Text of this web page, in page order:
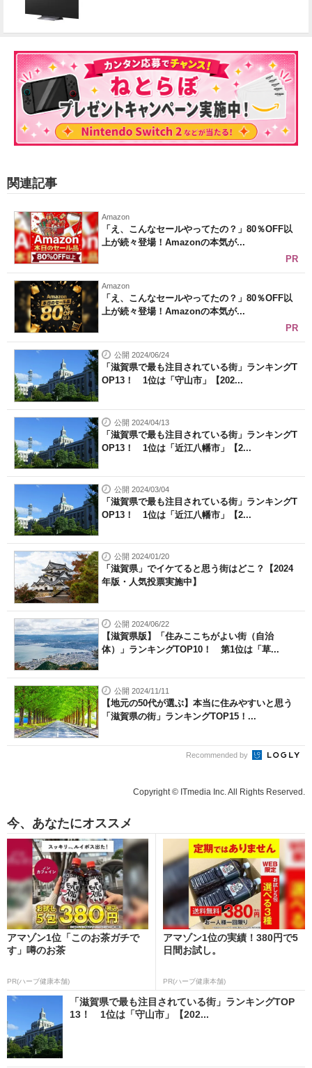
関連記事
Amazon
「え、こんなセールやってたの？」80％OFF以
上が続々登場！Amazonの本気が...
PR
Amazon
「え、こんなセールやってたの？」80％OFF以
上が続々登場！Amazonの本気が...
PR
公開 2024/06/24
「滋賀県で最も注目されている街」ランキングT
OP13！ 1位は「守山市」【202...
公開 2024/04/13
「滋賀県で最も注目されている街」ランキングT
OP13！ 1位は「近江八幡市」【2...
公開 2024/03/04
「滋賀県で最も注目されている街」ランキングT
OP13！ 1位は「近江八幡市」【2...
公開 2024/01/20
「滋賀県」でイケてると思う街はどこ？【2024
年版・人気投票実施中】
公開 2024/06/22
【滋賀県版】「住みここちがよい街（自治
体）」ランキングTOP10！ 第1位は「草...
公開 2024/11/11
【地元の50代が選ぶ】本当に住みやすいと思う
「滋賀県の街」ランキングTOP15！...
Recommended by
Copyright © ITmedia Inc. All Rights Reserved.
今、あなたにオススメ
アマゾン1位「このお茶ガチで
す」噂のお茶
PR(ハーブ健康本舗)
アマゾン1位の実績！380円で5
日間お試し。
PR(ハーブ健康本舗)
「滋賀県で最も注目されている街」ランキングTOP
13！ 1位は「守山市」【202...